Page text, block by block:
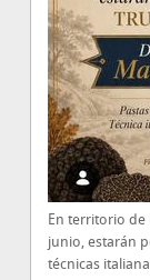
En territorio de
junio, estarán
técnicas